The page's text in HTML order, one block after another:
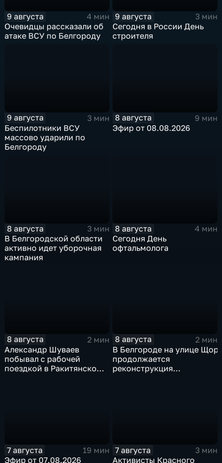
9 августа
4 мин
Очевидцы рассказали об
атаке ВСУ по Белгороду
9 августа
3 мин
Сегодня в России День
строителя
9 августа
3 мин
Беспилотники ВСУ
массово ударили по
Белгороду
8 августа
9 мин
Эфир от 08.08.2026
8 августа
3 мин
В Белгородской области
активно идет уборочная
кампания
8 августа
4 мин
Сегодня День
офтальмолога
8 августа
2 мин
Александр Шуваев
побывал с рабочей
поездкой в Ракитянском
8 августа
2 мин
В Белгороде на улице
продолжается
реконструкция
7 августа
19 мин
Эфир от 07.08.2026
7 августа
3 мин
Активисты Красного